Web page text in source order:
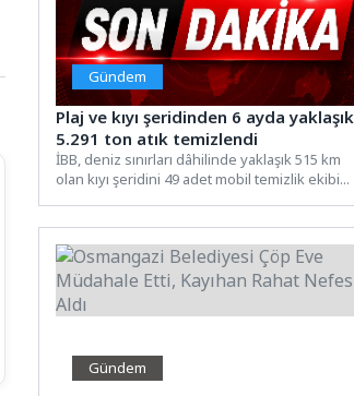
Gündem
Plaj ve kıyı şeridinden 6 ayda yaklaşık
5.291 ton atık temizlendi
İBB, deniz sınırları dâhilinde yaklaşık 515 km
olan kıyı şeridini 49 adet mobil temizlik ekibi...
Gündem